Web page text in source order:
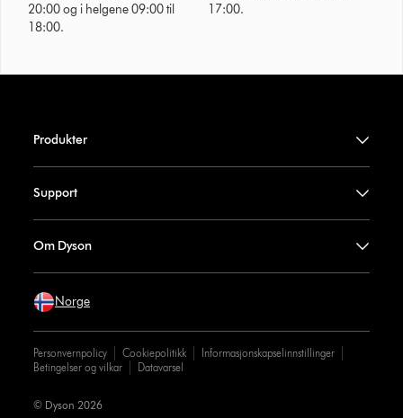
20:00 og i helgene 09:00 til
18:00.
17:00.
Produkter
Support
Om Dyson
Norge
Personvernpolicy Cookiepolitikk
Informasjonskapselinnstillinger
Betingelser og vilkar
Datavarsel
© Dyson 2026